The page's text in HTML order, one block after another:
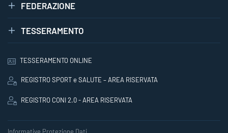
FEDERAZIONE
TESSERAMENTO
TESSERAMENTO ONLINE
REGISTRO SPORT e SALUTE – AREA RISERVATA
REGISTRO CONI 2.0 - AREA RISERVATA